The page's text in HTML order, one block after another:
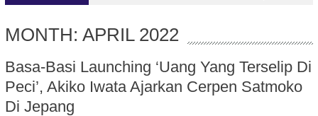
MONTH: APRIL 2022
Basa-Basi Launching ‘Uang Yang Terselip Di
Peci’, Akiko Iwata Ajarkan Cerpen Satmoko
Di Jepang